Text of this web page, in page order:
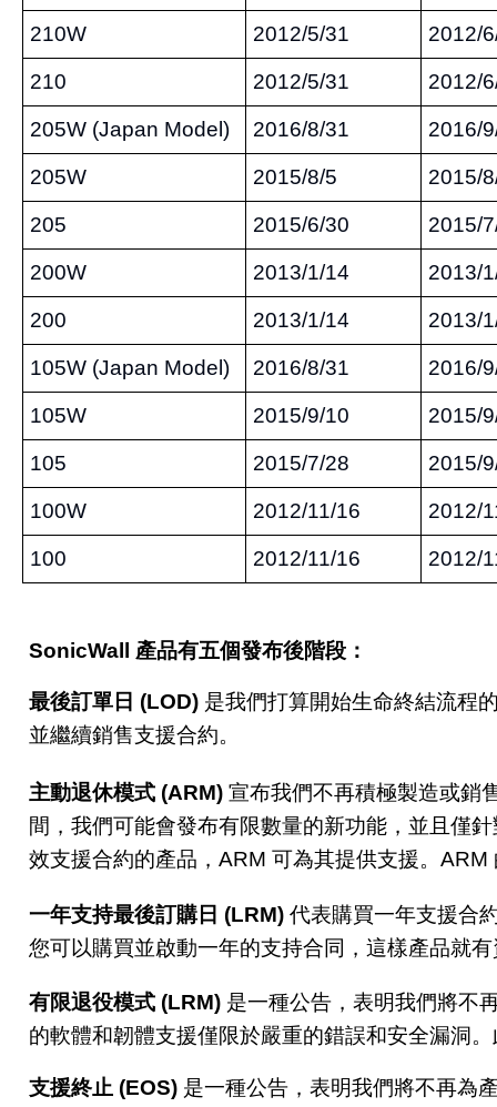
210W 2012/5/31 2012/
210 2012/5/31 2012/
205W (Japan Model) 2016/8/31 2016/
205W 2015/8/5 2015/
205 2015/6/30 2015/
200W 2013/1/14 2013/
200 2013/1/14 2013/
105W (Japan Model) 2016/8/31 2016/
105W 2015/9/10 2015/
105 2015/7/28 2015/
100W 2012/11/16 2012/
100 2012/11/16 2012/
SonicWall 產品有五個發布後階段：
最後訂單日 (LOD) 是我們打算開始生命終結流程
並繼續銷售支援合約。
主動退休模式 (ARM)宣布我們不再積極製造或銷
間，我們可能會發布有限數量的新功能，並且僅
效支援合約的產品，ARM可為其提供支援。ARM
一年支持最後訂購日 (LRM)代表購買一年支援合
您可以購買並啟動一年的支持合同，這樣產品就
有限退役模式 (LRM) 是一種公告，表明我們將不
的軟體和韌體支援僅限於嚴重的錯誤和安全漏洞
支援終止 (EOS) 是一種公告，表明我們將不再為